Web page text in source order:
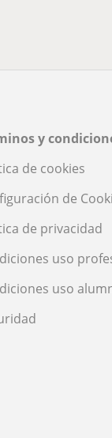
y
de cookies
de
de privacidad
uso
uso